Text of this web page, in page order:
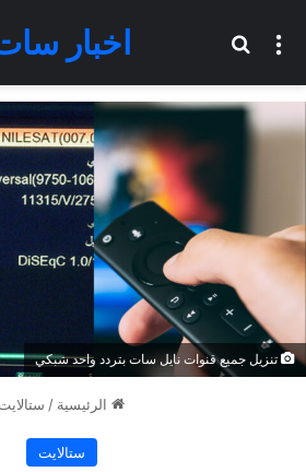
اخبار القائمة
تنزيل جميع قنوات نايل سات بتردد واحد شبكي
الرئيسية / ستالايت
ستالايت